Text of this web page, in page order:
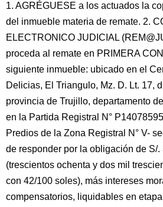
1. AGRÉGUESE a los actuados la
del inmueble materia de remate. 2.
ELECTRONICO JUDICIAL
proceda al remate en PRIMERA
siguiente inmueble: ubicado en el
Delicias, El Triangulo, Mz. D. Lt. 17,
provincia de Trujillo, departamento
en la Partida Registral N°
Predios de la Zona Registral N° V-
de responder por la obligación de S/.
(trescientos ochenta y dos mil
con 42/100 soles), más intereses
compensatorios, liquidables en